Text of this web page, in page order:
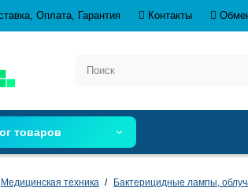
Оплата, Гарантия Контакты
товаров
Медицинская техника Бактерицидные лампы,